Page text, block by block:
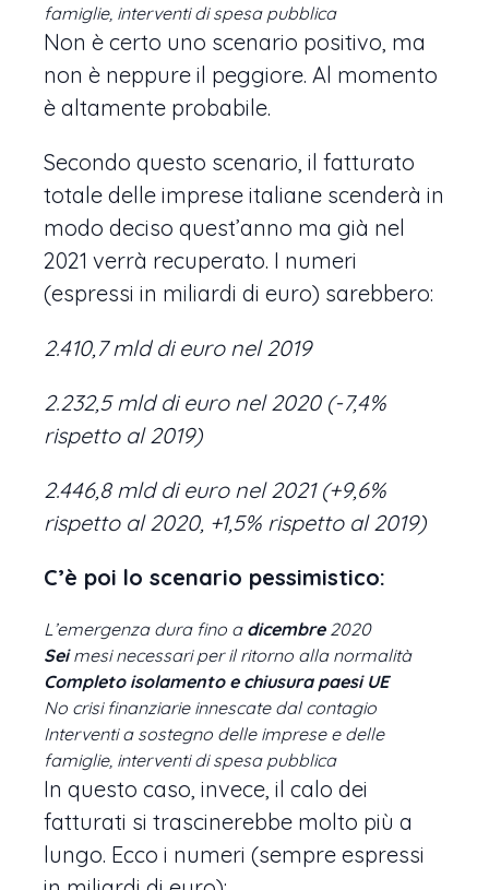
famiglie, interventi di spesa pubblica
Non è certo uno scenario positivo, ma
non è neppure il peggiore. Al momento
è altamente probabile.
Secondo questo scenario, il fatturato
totale delle imprese italiane scenderà in
modo deciso quest’anno ma già nel
2021 verrà recuperato. I numeri
(espressi in miliardi di euro) sarebbero:
2.410,7 mld di euro nel 2019
2.232,5 mld di euro nel 2020 (-7,4%
rispetto al 2019)
2.446,8 mld di euro nel 2021 (+9,6%
rispetto al 2020, +1,5% rispetto al 2019)
C’è poi lo scenario pessimistico:
L’emergenza dura fino a dicembre2020
Seimesi necessari per il ritorno alla normalità
Completo isolamento e chiusura paesi UE
No crisi finanziarie innescate dal contagio
Interventi a sostegno delle imprese e delle
famiglie, interventi di spesa pubblica
In questo caso, invece, il calo dei
fatturati si trascinerebbe molto più a
lungo. Ecco i numeri (sempre espressi